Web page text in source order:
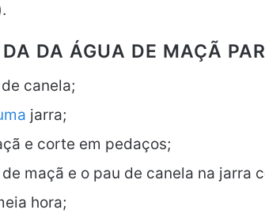
DA ÁGUA DE MAÇÃ
canela;
jarra;
e corte em pedaços;
maçã e o pau de canela na jarra
hora;